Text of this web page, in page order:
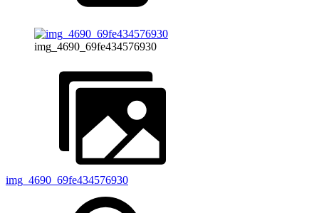
img_4690_69fe434576930
img_4690_69fe434576930